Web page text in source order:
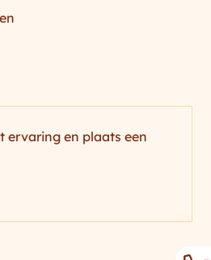
ervaring en plaats een